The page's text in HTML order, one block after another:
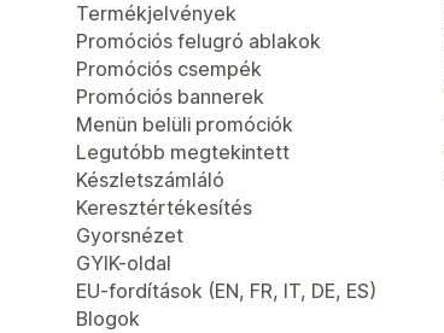
Termékjelvények
Promóciós felugró ablakok
Promóciós csempék
Promóciós bannerek
Menün belüli promóciók
Legutóbb megtekintett
Készletszámláló
Keresztértékesítés
Gyorsnézet
GYIK-oldal
EU-fordítások (EN, FR, IT, DE, ES)
Blogok